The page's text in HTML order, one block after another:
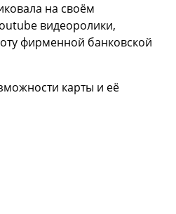
на своём
видеоролики,
фирменной банковской
карты и её